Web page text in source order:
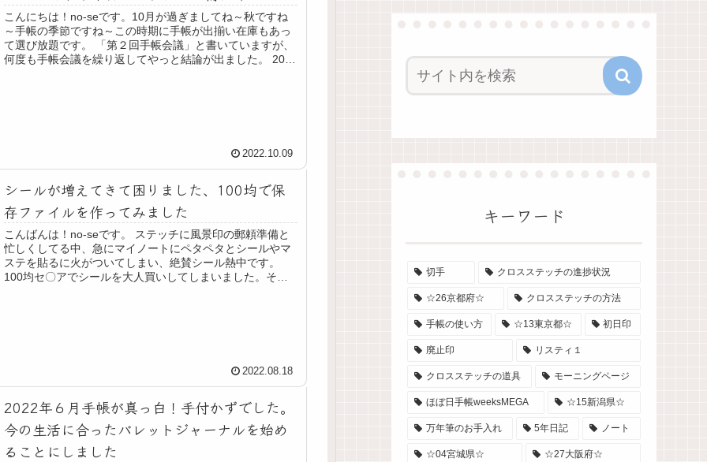
こんにちは！no-seです。10月が過ぎましてね～秋ですね
～手帳の季節ですね～この時期に手帳が出揃い在庫もあっ
て選び放題です。 「第２回手帳会議」と書いていますが、
何度も手帳会議を繰り返してやっと結論が出ました。 2023
2022.10.09
シールが増えてきて困りました、100均で保
存ファイルを作ってみました
こんばんは！no-seです。 ステッチに風景印の郵頼準備と
忙しくしてる中、急にマイノートにペタペタとシールやマ
ステを貼るに火がついてしまい、絶賛シール熱中です。
100均セ〇アでシールを大人買いしてしまいました。それ
2022.08.18
2022年６月手帳が真っ白！手付かずでした。
今の生活に合ったバレットジャーナルを始め
ることにしました
キーワード
切手 クロスステッチの進捗状況
☆26京都府☆ クロスステッチの方法
手帳の使い方 ☆13東京都☆ 初日印
廃止印 リスティ１
クロスステッチの道具 モーニングページ
ほぼ日手帳weeksMEGA ☆15新潟県☆
万年筆のお手入れ 5年日記 ノート
☆04宮城県☆ ☆27大阪府☆